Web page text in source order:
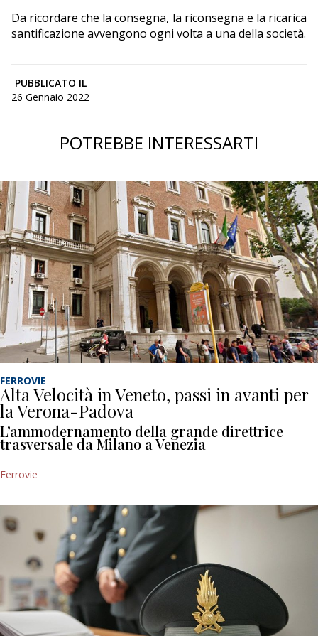
Da ricordare che la consegna, la riconsegna e la ricarica
santificazione avvengono ogni volta a una della società.
PUBBLICATO IL
26 Gennaio 2022
POTREBBE INTERESSARTI
FERROVIE
Alta Velocità in Veneto, passi in avanti per
la Verona-Padova
L’ammodernamento della grande direttrice
trasversale da Milano a Venezia
Ferrovie